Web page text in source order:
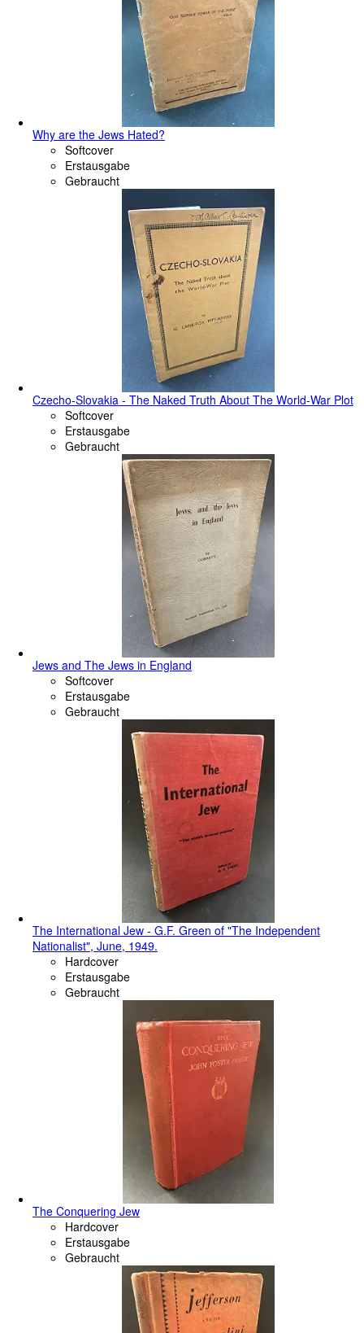
Why are the Jews Hated?
Softcover
Erstausgabe
Gebraucht
Czecho-Slovakia - The Naked Truth About The World-War Plot
Softcover
Erstausgabe
Gebraucht
Jews and The Jews in England
Softcover
Erstausgabe
Gebraucht
The International Jew - G.F. Green of "The Independent
Nationalist", June, 1949.
Hardcover
Erstausgabe
Gebraucht
The Conquering Jew
Hardcover
Erstausgabe
Gebraucht